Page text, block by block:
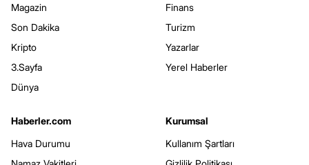
Magazin
Son Dakika
Kripto
3.Sayfa
Dünya
Finans
Turizm
Yazarlar
Yerel Haberler
Haberler.com
Hava Durumu
Kurumsal
Kullanım Şartları